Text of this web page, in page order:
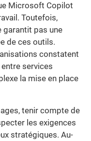
Microsoft Copilot
Toutefois,
garantit pas une
de ces outils.
constatent
services
la mise en place
tenir compte de
les exigences
stratégiques. Au-